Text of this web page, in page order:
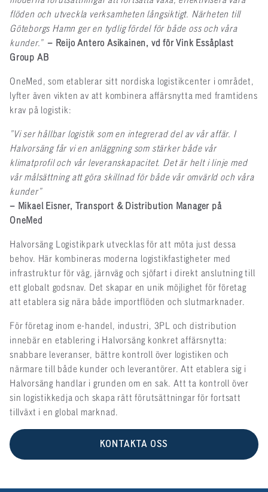
flöden och utveckla verksamheten långsiktigt. Närheten till
Göteborgs Hamn ger en tydlig fördel för både oss och våra
kunder.” – Reijo Antero Asikainen, vd för Vink Essåplast
Group AB
OneMed, som etablerar sitt nordiska logistikcenter i området,
lyfter även vikten av att kombinera affärsnytta med framtidens
krav på logistik:
”Vi ser hållbar logistik som en integrerad del av vår affär. I
Halvorsäng får vi en anläggning som stärker både vår
klimatprofil och vår leveranskapacitet. Det är helt i linje med
vår målsättning att göra skillnad för både vår omvärld och våra
kunder”
– Mikael Eisner, Transport & Distribution Manager på
OneMed
Halvorsäng Logistikpark utvecklas för att möta just dessa
behov. Här kombineras moderna logistikfastigheter med
infrastruktur för väg, järnväg och sjöfart i direkt anslutning till
ett globalt godsnav. Det skapar en unik möjlighet för företag
att etablera sig nära både importflöden och slutmarknader.
För företag inom e-handel, industri, 3PL och distribution
innebär en etablering i Halvorsäng konkret affärsnytta:
snabbare leveranser, bättre kontroll över logistiken och
närmare till både kunder och leverantörer. Att etablera sig i
Halvorsäng handlar i grunden om en sak. Att ta kontroll över
sin logistikkedja och skapa rätt förutsättningar för fortsatt
tillväxt i en global marknad.
KONTAKTA OSS